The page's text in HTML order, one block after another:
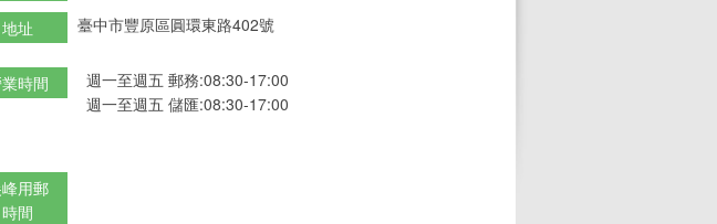
地址 臺中市豐原區圓環東路402號
時間
週一至週五 郵務:08:30-17:00
週一至週五 儲匯:08:30-17:00
用郵
時間